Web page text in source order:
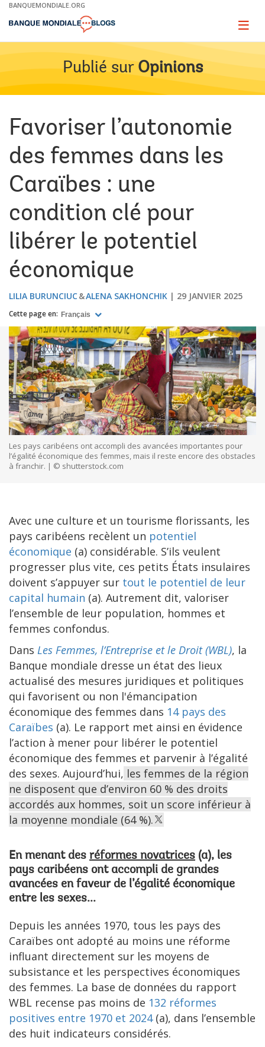
Skip
Main
BANQUEMONDIALE.ORG
Page
Publié sur Opinions
Favoriser l’autonomie
des femmes dans les
Caraïbes : une
condition clé pour
libérer le potentiel
économique
LILIA BURUNCIUC ALENA SAKHONCHIK 29 JANVIER 2025
Cette page en: Français
Les pays caribéens ont accompli des avancées importantes pour
l’égalité économique des femmes, mais il reste encore des obstacles
à franchir. | © shutterstock.com
Avec une culture et un tourisme florissants, les
pays caribéens recèlent un potentiel
économique (a) considérable. S’ils veulent
progresser plus vite, ces petits États insulaires
doivent s’appuyer sur tout le potentiel de leur
capital humain (a). Autrement dit, valoriser
l’ensemble de leur population, hommes et
femmes confondus.
Dans Les Femmes, l’Entreprise et le Droit (WBL), la
Banque mondiale dresse un état des lieux
actualisé des mesures juridiques et politiques
qui favorisent ou non l'émancipation
économique des femmes dans 14 pays des
Caraïbes (a). Le rapport met ainsi en évidence
l’action à mener pour libérer le potentiel
économique des femmes et parvenir à l’égalité
des sexes. Aujourd’hui, les femmes de la région
ne disposent que d’environ 60 % des droits
accordés aux hommes, soit un score inférieur à
la moyenne mondiale (64 %).
En menant des réformes novatrices (a), les
pays caribéens ont accompli de grandes
avancées en faveur de l’égalité économique
entre les sexes...
Depuis les années 1970, tous les pays des
Caraïbes ont adopté au moins une réforme
influant directement sur les moyens de
subsistance et les perspectives économiques
des femmes. La base de données du rapport
WBL recense pas moins de 132 réformes
positives entre 1970 et 2024(a), dans l’ensemble
des huit indicateurs considérés.